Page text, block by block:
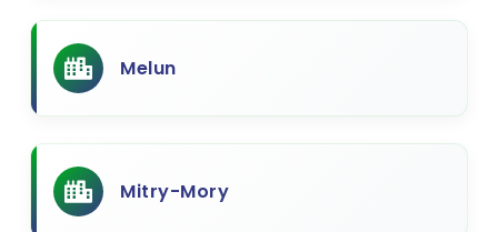
Melun
Mitry-Mory